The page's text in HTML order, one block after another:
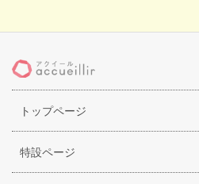
トップページ
特設ページ